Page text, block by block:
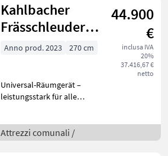
Kahlbacher
Frässchleuder
KFS 850/2700
44.900
€
inclusa IVA
20%
37.416,67 €
netto
Anno prod. 2023 270 cm
Universal-Räumgerät –
leistungsstark für alle
Frässchleudersystem mit
großer Wurfweite und
Attrezzi comunali /